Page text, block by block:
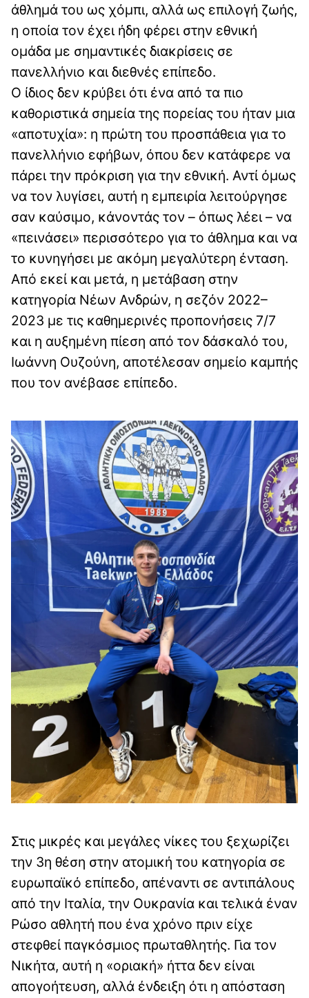
άθλημά του ως χόμπι, αλλά ως επιλογή ζωής,
η οποία τον έχει ήδη φέρει στην εθνική
ομάδα με σημαντικές διακρίσεις σε
πανελλήνιο και διεθνές επίπεδο.
Ο ίδιος δεν κρύβει ότι ένα από τα πιο
καθοριστικά σημεία της πορείας του ήταν μια
«αποτυχία»: η πρώτη του προσπάθεια για το
πανελλήνιο εφήβων, όπου δεν κατάφερε να
πάρει την πρόκριση για την εθνική. Αντί όμως
να τον λυγίσει, αυτή η εμπειρία λειτούργησε
σαν καύσιμο, κάνοντάς τον – όπως λέει – να
«πεινάσει» περισσότερο για το άθλημα και να
το κυνηγήσει με ακόμη μεγαλύτερη ένταση.
Από εκεί και μετά, η μετάβαση στην
κατηγορία Νέων Ανδρών, η σεζόν 2022–
2023 με τις καθημερινές προπονήσεις 7/7
και η αυξημένη πίεση από τον δάσκαλό του,
Ιωάννη Ουζούνη, αποτέλεσαν σημείο καμπής
που τον ανέβασε επίπεδο.
Στις μικρές και μεγάλες νίκες του ξεχωρίζει
την 3η θέση στην ατομική του κατηγορία σε
ευρωπαϊκό επίπεδο, απέναντι σε αντιπάλους
από την Ιταλία, την Ουκρανία και τελικά έναν
Ρώσο αθλητή που ένα χρόνο πριν είχε
στεφθεί παγκόσμιος πρωταθλητής. Για τον
Νικήτα, αυτή η «οριακή» ήττα δεν είναι
απογοήτευση, αλλά ένδειξη ότι η απόσταση